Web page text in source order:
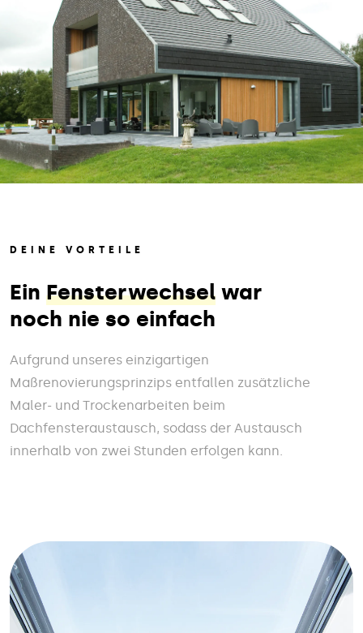
DEINE VORTEILE
Ein Fensterwechsel war
noch nie so einfach
Aufgrund unseres einzigartigen
Maßrenovierungsprinzips entfallen zusätzliche
Maler- und Trockenarbeiten beim
Dachfensteraustausch, sodass der Austausch
innerhalb von zwei Stunden erfolgen kann.